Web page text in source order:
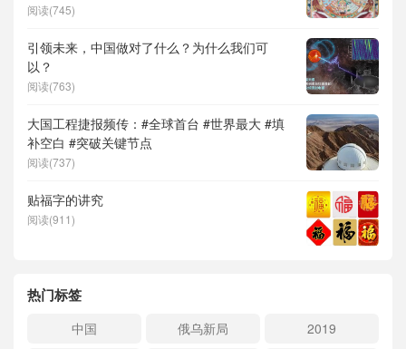
阅读(745)
引领未来，中国做对了什么？为什么我们可
以？
阅读(763)
大国工程捷报频传：#全球首台 #世界最大 #填
补空白 #突破关键节点
阅读(737)
贴福字的讲究
阅读(911)
热门标签
中国 俄乌新局
2019